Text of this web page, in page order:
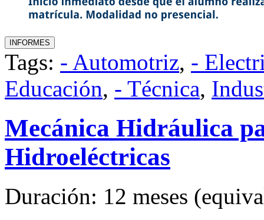
Tags: - Automotriz, -
Educación, - Técnica,
Mecánica Hidráulica
Hidroeléctricas
Duración: 12 meses